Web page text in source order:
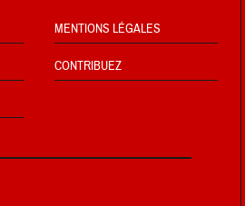
MENTIONS LÉGALES
CONTRIBUEZ